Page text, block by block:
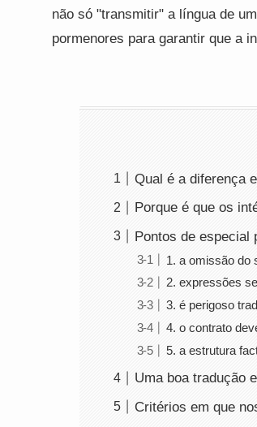
não só "transmitir" a língua de
pormenores para garantir que a
Qual é a diferença
Porque é que os
Pontos de especial
1. a omissão do
2. expressões
3. é perigoso
4. o contrato
5. a estrutura
Uma boa tradução
Critérios em que